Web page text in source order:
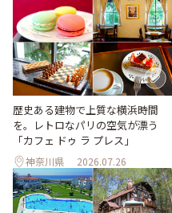
歴史ある建物で上質な横浜時間
を。レトロなパリの空気が漂う
「カフェ ドゥ ラ プレス」
神奈川県 2026.07.26